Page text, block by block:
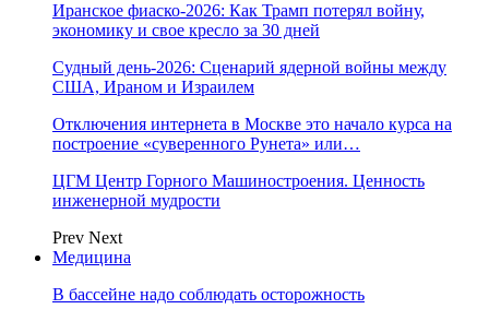
Иранское фиаско-2026: Как Трамп потерял войну,
экономику и свое кресло за 30 дней
Судный день-2026: Сценарий ядерной войны между
США, Ираном и Израилем
Отключения интернета в Москве это начало курса на
построение «суверенного Рунета» или…
ЦГМ Центр Горного Машиностроения. Ценность
инженерной мудрости
Prev Next
Медицина
В бассейне надо соблюдать осторожность